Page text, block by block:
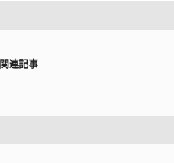
関連記事